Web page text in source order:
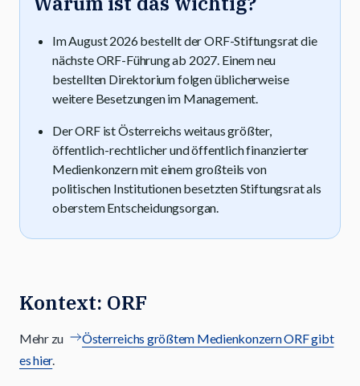
Im August 2026 bestellt der ORF-Stiftungsrat die
nächste ORF-Führung ab 2027. Einem neu
bestellten Direktorium folgen üblicherweise
weitere Besetzungen im Management.
Der ORF ist Österreichs weitaus größter,
öffentlich-rechtlicher und öffentlich finanzierter
Medienkonzern mit einem großteils von
politischen Institutionen besetzten Stiftungsrat als
oberstem Entscheidungsorgan.
Kontext: ORF
Mehr zu
Österreichs größtem Medienkonzern ORF gibt
es hier.